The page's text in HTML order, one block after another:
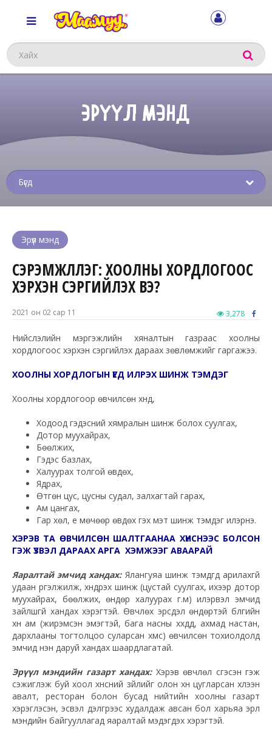
Хайх
ЭРҮҮЛ МЭНД
Эрүүл мэнд
СЭРЭМЖЛҮҮЛЭГ: ХООЛНЫ ХОРДЛОГООС
ХЭРХЭН СЭРГИЙЛЭХ ВЭ?
2021 он 02 сар 11 3,278
Нийслэлийн мэргэжлийн хяналтын газраас хоолны
хордлогоос хэрхэн сэргийлэх дараах зөвлөмжийг гаргажээ.
ХООЛНЫ ХОРДЛОГЫН ҮЕД ИЛРЭХ ШИНЖ ТЭМДЭГ
Хоолны хордлогоор өвчилсөн хүнд,
Ходоод гэдэсний хямралын шинж болох суулгах,
Дотор муухайрах,
Бөөлжих,
Гэдэс базлах,
Халуурах толгой өвдөх,
Ядрах,
Өтгөн цус, цусны судал, залхагтай гарах,
Ам цангах,
Гар хөл, үе мөчөөр өвдөх гэх мэт шинж тэмдэг илэрнэ.
ХЭРЭВ ТА ӨВЧИЛСӨН ШАЛТГААНАА ХҮНСНЭЭС БОЛСОН
ГЭЖ ҮЗВЭЛ ДАРААХ АРГА ХЭМЖЭЭГ АВААРАЙ
Яаралтай эмчид хандах:Ялангуяа шинж тэмдгүүд арилахгүй
удаан үргэлжилж, хүндрэх шинж (цустай суулгах, ихээр дотор
муухайрах, бөөлжих, өндөр халуурах г.м) илэрвэл эмчид
зайлшгүй хандах хэрэгтэй. Өвчлөх эрсдэл өндөртэй бүлгийн
хүн ам (жирэмсэн эмэгтэй, бага насны хүүхдүүд, ахмад настан,
дархлааны тогтолцоо суларсан хүмүүс) өвчилсөн тохиолдолд
эмчид нэн даруй хандах шаардлагатай.
Эрүүл мэндийн газарт хандах:Хэрэв өвчлөл үүсгэсэн гэж
сэжиглэж буй хоол хүнсний зүйлийг олон хүн цугларсан хүлээн
авалт, ресторан болон бусад нийтийн хоолны газарт
хэрэглэсэн, эсвэл дэлгүүрээс худалдаж авсан бол харьяа эрүүл
мэндийн байгууллагад яаралтай мэдэгдэх хэрэгтэй.